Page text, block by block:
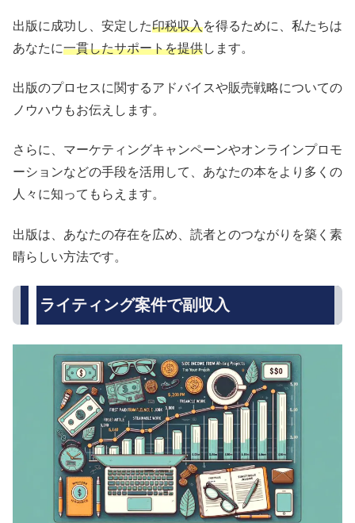
出版に成功し、安定した印税収入を得るために、私たちは
あなたに一貫したサポートを提供します。
出版のプロセスに関するアドバイスや販売戦略についての
ノウハウもお伝えします。
さらに、マーケティングキャンペーンやオンラインプロモ
ーションなどの手段を活用して、あなたの本をより多くの
人々に知ってもらえます。
出版は、あなたの存在を広め、読者とのつながりを築く素
晴らしい方法です。
ライティング案件で副収入